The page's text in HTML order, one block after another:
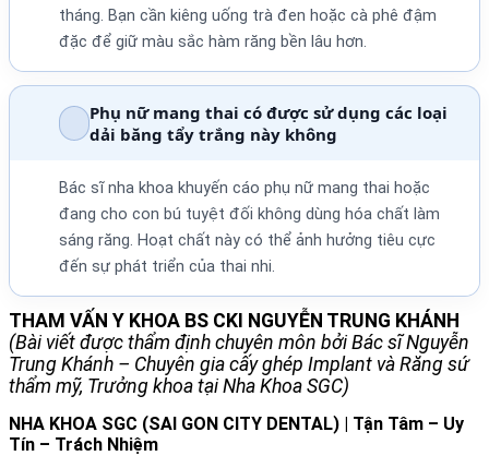
tháng. Bạn cần kiêng uống trà đen hoặc cà phê đậm
đặc để giữ màu sắc hàm răng bền lâu hơn.
Phụ nữ mang thai có được sử dụng các loại
dải băng tẩy trắng này không
Bác sĩ nha khoa khuyến cáo phụ nữ mang thai hoặc
đang cho con bú tuyệt đối không dùng hóa chất làm
sáng răng. Hoạt chất này có thể ảnh hưởng tiêu cực
đến sự phát triển của thai nhi.
THAM VẤN Y KHOA BS CKI NGUYỄN TRUNG KHÁNH
(Bài viết được thẩm định chuyên môn bởi Bác sĩ Nguyễn
Trung Khánh – Chuyên gia cấy ghép Implant và Răng sứ
thẩm mỹ, Trưởng khoa tại Nha Khoa SGC)
NHA KHOA SGC (SAI GON CITY DENTAL) | Tận Tâm – Uy
Tín – Trách Nhiệm